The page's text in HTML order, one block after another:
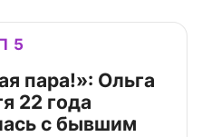
5
пара!»: Ольга
22 года
с бывшим